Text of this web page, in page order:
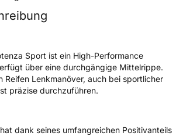
B
Sport ist ein High-Performance
über eine durchgängige Mittelrippe.
Reifen Lenkmanöver, auch bei sportlicher
präzise durchzuführen.
dank seines umfangreichen Positivanteils